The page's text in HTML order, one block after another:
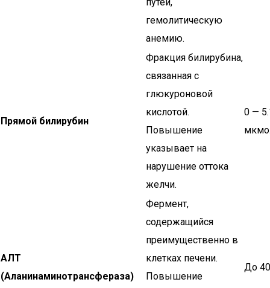
гемолитическую
анемию.
Прямой билирубин
Фракция билирубина,
связанная с
глюкуроновой
кислотой.
Повышение
указывает на
нарушение оттока
желчи.
0 —
АЛТ
(Аланинаминотрансфераза)
Фермент,
содержащийся
преимущественно в
клетках печени.
Повышение
До